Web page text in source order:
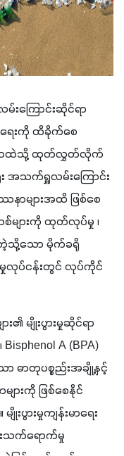
ကြောင်းဆိုင်ရာ
ာရေးကို ထိခိုက်စေ
လေထဲသို့ ထုတ်လွှတ်လိုက်
အသက်ရှူလမ်းကြောင်း
နာများအထိ ဖြစ်စေ
ျားကို ထုတ်လုပ်မှု ၊
ကဲ့သို့သော မိုက်ခရို
လုပ်ငန်းတွင် လုပ်ကိုင်
၏ မျိုးပွားမှုဆိုင်ရာ
A (BPA)
ဓာတုပစ္စည်းအချို့နှင့်
ားကို ဖြစ်စေနိုင်
းပွားမှုကျန်းမာရေး
သက်ရောက်မှု